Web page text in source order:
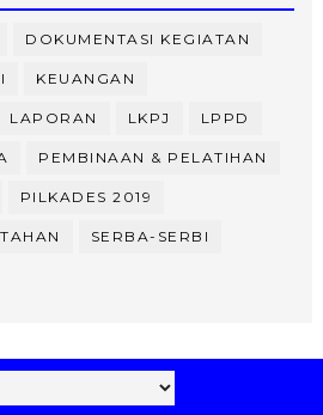
DOKUMENTASI KEGIATAN
KEUANGAN
LAPORAN LKPJ LPPD
PEMBINAAN & PELATIHAN
PILKADES 2019
SERBA-SERBI